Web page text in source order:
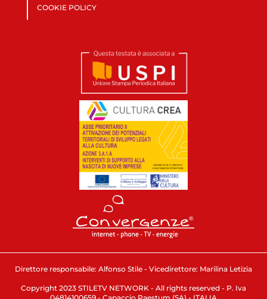
COOKIE POLICY
Direttore responsabile: Alfonso Stile - Vicedirettore: Marilina Letizia
Copyright 2023 STILETV NETWORK - All rights reserved - P. Iva